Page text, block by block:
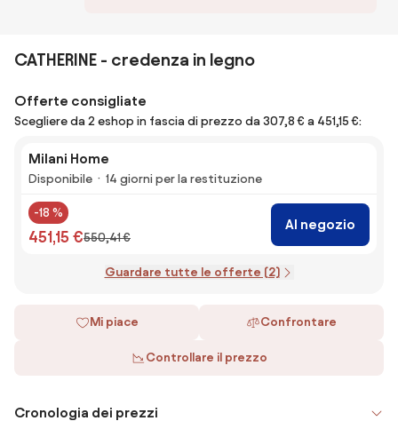
CATHERINE - credenza in legno
Offerte consigliate
Scegliere da 2 eshop in fascia di prezzo da 307,8 € a 451,15 €:
Milani Home
Disponibile 14 giorni per la restituzione
-18 %
451,15 €550,41 €
Al negozio
Guardare tutte le offerte (2)
Mi piace Confrontare
Controllare il prezzo
Cronologia dei prezzi